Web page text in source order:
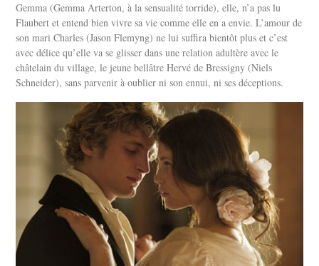
Gemma (Gemma Arterton, à la sensualité torride), elle, n’a pas lu
Flaubert et entend bien vivre sa vie comme elle en a envie. L’amour de
son mari Charles (Jason Flemyng) ne lui suffira bientôt plus et c’est
avec délice qu’elle va se glisser dans une relation adultère avec le
châtelain du village, le jeune bellâtre Hervé de Bressigny (Niels
Schneider), sans parvenir à oublier ni son ennui, ni ses déceptions.